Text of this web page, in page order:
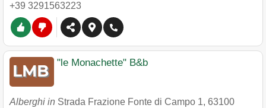
+39 3291563223
"le Monachette" B&b
Alberghi in Strada Frazione Fonte di Campo 1, 63100